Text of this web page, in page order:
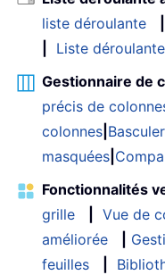
liste déroulante
Liste
Gestionnaire de
précis de
colonnes
masquées
Fonctionnalités
grille
Vue de
améliorée
feuilles